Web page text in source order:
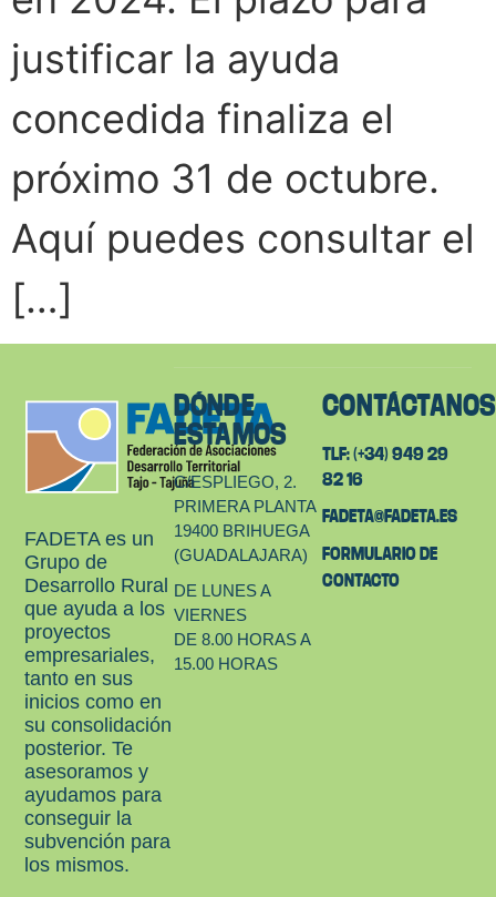
justificar la ayuda
concedida finaliza el
próximo 31 de octubre.
Aquí puedes consultar el
[…]
FADETA es un
Grupo de
Desarrollo Rural
que ayuda a los
proyectos
empresariales,
tanto en sus
inicios como en
su consolidación
posterior. Te
asesoramos y
ayudamos para
conseguir la
subvención para
los mismos.
DÓNDE
ESTAMOS
C/ESPLIEGO, 2.
PRIMERA PLANTA
19400 BRIHUEGA
(GUADALAJARA)
DE LUNES A
VIERNES
DE 8.00 HORAS A
15.00 HORAS
CONTÁCTANOS
TLF: (+34) 949 29
82 16
FADETA@FADETA.ES
FORMULARIO DE
CONTACTO